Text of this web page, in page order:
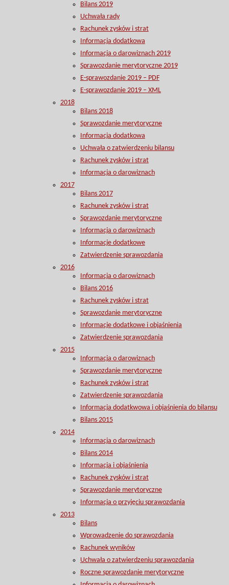
Bilans 2019
Uchwała rady
Rachunek zysków i strat
Informacja dodatkowa
Informacja o darowiznach 2019
Sprawozdanie merytoryczne 2019
E-sprawozdanie 2019 – PDF
E-sprawozdanie 2019 – XML
2018
Bilans 2018
Sprawozdanie merytoryczne
Informacja dodatkowa
Uchwała o zatwierdzeniu bilansu
Rachunek zysków i strat
Informacja o darowiznach
2017
Bilans 2017
Rachunek zysków i strat
Sprawozdanie merytoryczne
Informacja o darowiznach
Informacje dodatkowe
Zatwierdzenie sprawozdania
2016
Informacja o darowiznach
Bilans 2016
Rachunek zysków i strat
Sprawozdanie merytoryczne
Informacje dodatkowe i objaśnienia
Zatwierdzenie sprawozdania
2015
Informacja o darowiznach
Sprawozdanie merytoryczne
Rachunek zysków i strat
Zatwierdzenie sprawozdania
Informacja dodatkwowa i objaśnienia do bilansu
Bilans 2015
2014
Informacja o darowiznach
Bilans 2014
Informacja i objaśnienia
Rachunek zysków i strat
Sprawozdanie merytoryczne
Informacja o przyjęciu sprawozdania
2013
Bilans
Wprowadzenie do sprawozdania
Rachunek wyników
Uchwała o zatwierdzeniu sprawozdania
Roczne sprawozdanie merytoryczne